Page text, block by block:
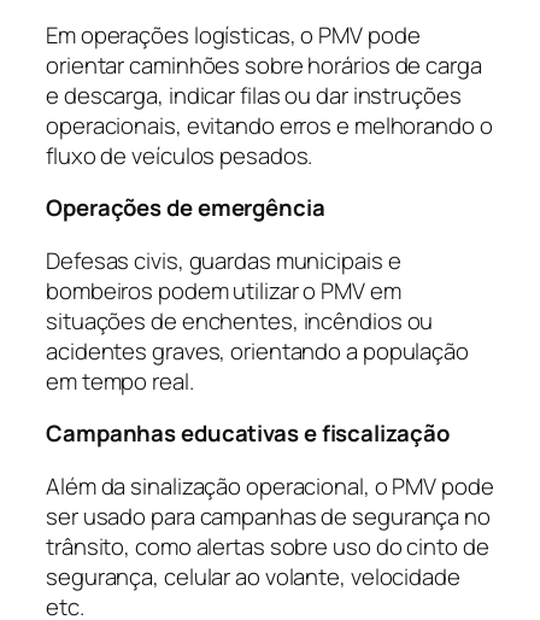
Em operações logísticas, o PMV pode
orientar caminhões sobre horários de carga
e descarga, indicar filas ou dar instruções
operacionais, evitando erros e melhorando o
fluxo de veículos pesados.
Operações de emergência
Defesas civis, guardas municipais e
bombeiros podem utilizar o PMV em
situações de enchentes, incêndios ou
acidentes graves, orientando a população
em tempo real.
Campanhas educativas e fiscalização
Além da sinalização operacional, o PMV pode
ser usado para campanhas de segurança no
trânsito, como alertas sobre uso do cinto de
segurança, celular ao volante, velocidade
etc.